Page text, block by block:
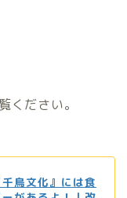
ださい。
鳥文化』には食